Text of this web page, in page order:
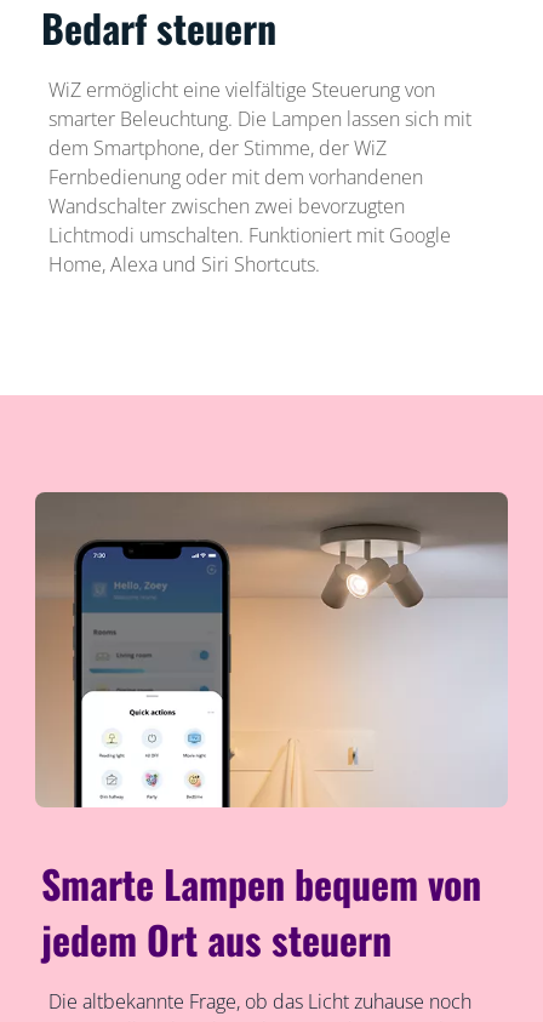
Bedarf steuern
WiZ ermöglicht eine vielfältige Steuerung von
smarter Beleuchtung. Die Lampen lassen sich mit
dem Smartphone, der Stimme, der WiZ
Fernbedienung oder mit dem vorhandenen
Wandschalter zwischen zwei bevorzugten
Lichtmodi umschalten. Funktioniert mit Google
Home, Alexa und Siri Shortcuts.
Smarte Lampen bequem von
jedem Ort aus steuern
Die altbekannte Frage, ob das Licht zuhause noch